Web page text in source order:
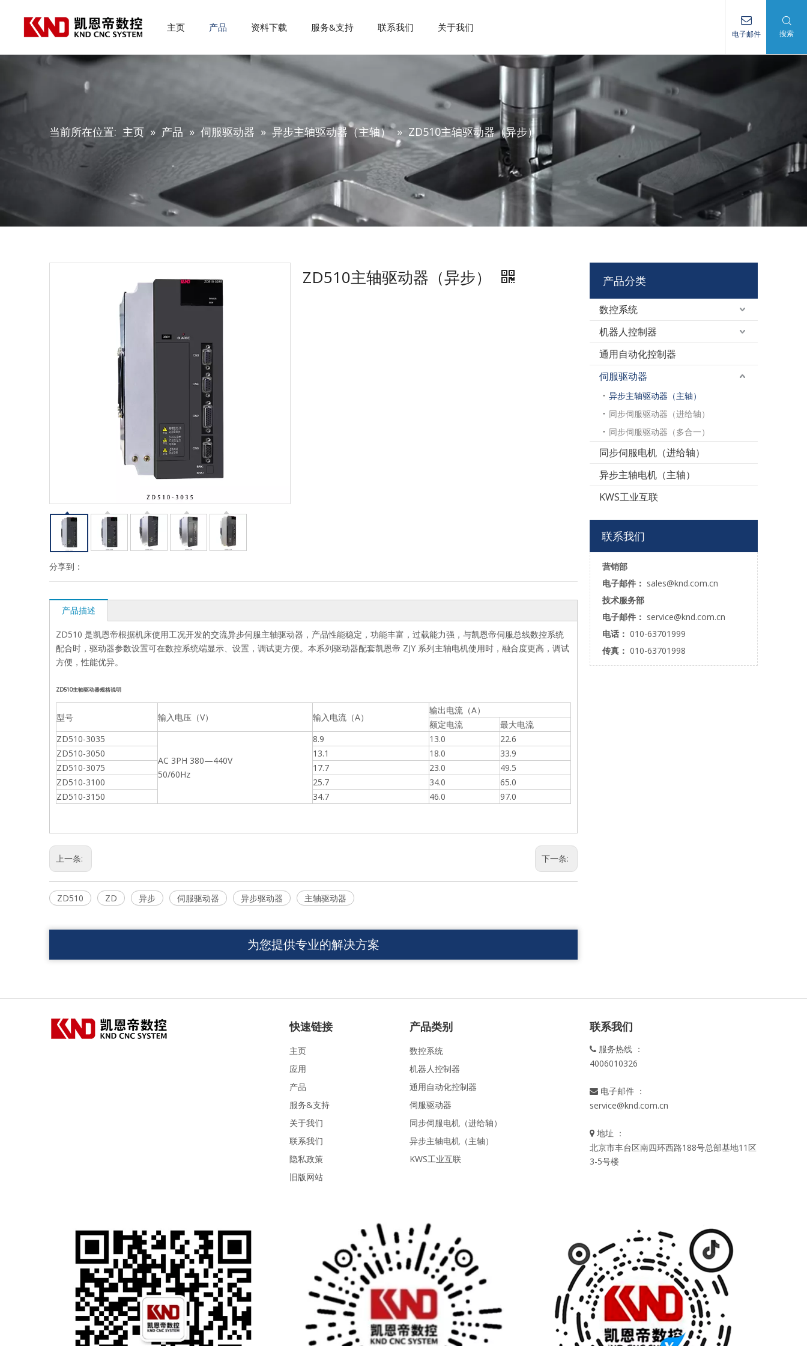
主页 产品 资料下载 服务&支持 联系我们 关于我们
电子邮件 搜索
当前所在位置: 主页 » 产品 » 伺服驱动器 » 异步主轴驱动器（主轴） » ZD510主轴驱动器（异步）
分享到：
ZD510主轴驱动器（异步）
产品描述
ZD510 是凯恩帝根据机床使用工况开发的交流异步伺服主轴驱动器，产品性能稳定，功能丰富，过载能力强，与凯恩帝伺服总线数控系统
配合时，驱动器参数设置可在数控系统端显示、设置，调试更方便。本系列驱动器配套凯恩帝 ZJY 系列主轴电机使用时，融合度更高，调试
方便，性能优异。
ZD510主轴驱动器规格说明
型号 输入电压（V） 输入电流（A）
输出电流（A）
额定电流
最大电流
ZD510-3035
AC 3PH 380—440V
50/60Hz
8.9 13.0
22.6
ZD510-3050
13.1 18.0
33.9
ZD510-3075
17.7 23.0
49.5
ZD510-3100
25.7 34.0
65.0
ZD510-3150
34.7 46.0 97.0
上一条: 下一条:
ZD510 ZD 异步 伺服驱动器 异步驱动器 主轴驱动器
为您提供专业的解决方案
产品分类
数控系统
机器人控制器
通用自动化控制器
伺服驱动器
异步主轴驱动器（主轴）
同步伺服驱动器（进给轴）
同步伺服驱动器（多合一）
同步伺服电机（进给轴）
异步主轴电机（主轴）
KWS工业互联
联系我们
营销部
电子邮件： sales@knd.com.cn
技术服务部
电子邮件： service@knd.com.cn
电话： 010-63701999
传真： 010-63701998
快速链接
主页
应用
产品
服务&支持
关于我们
联系我们
隐私政策
旧版网站
产品类别
数控系统
机器人控制器
通用自动化控制器
伺服驱动器
同步伺服电机（进给轴）
异步主轴电机（主轴）
KWS工业互联
联系我们
 服务热线 ：
4006010326
 电子邮件 ：
service@knd.com.cn
 地址 ：
北京市丰台区南四环西路188号总部基地11区
3-5号楼